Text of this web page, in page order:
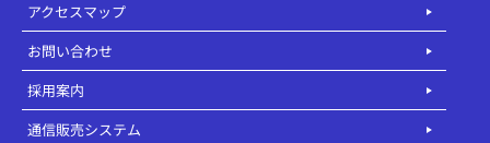
アクセスマップ
お問い合わせ
採用案内
通信販売システム